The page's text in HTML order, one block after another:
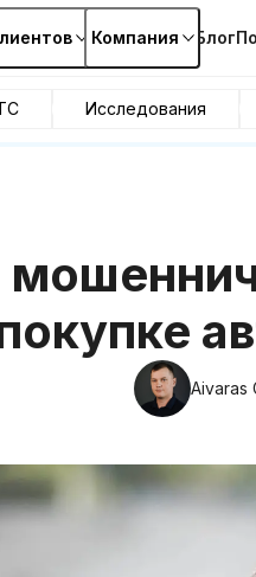
Компания Блог
Исследования
Aivaras